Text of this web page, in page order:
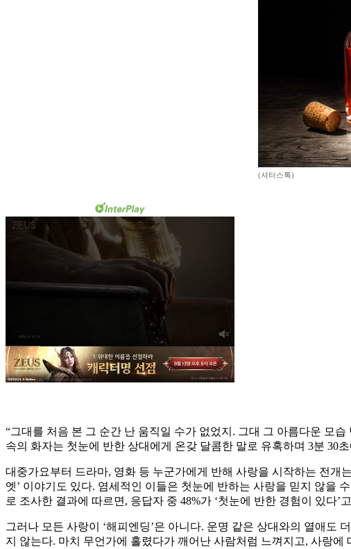
(셔터스톡)
“그대를 처음 본 그 순간 난 움직일 수가 없었지. 그대 그 아름다운 모
속의 화자는 첫눈에 반한 상대에게 온갖 달콤한 말로 유혹하며 3분 30
대중가요부터 드라마, 영화 등 누군가에게 반해 사랑을 시작하는 전개
엣’ 이야기도 있다. 염세적인 이들은 첫눈에 반하는 사랑을 믿지 않을
로 조사한 결과에 따르면, 응답자 중 48%가 ‘첫눈에 반한 경험이 있다’
그러나 모든 사랑이 ‘해피엔딩’은 아니다. 운명 같은 상대와의 열애도
지 않는다. 마치 무언가에 홀렸다가 깨어난 사람처럼 느껴지고, 사랑